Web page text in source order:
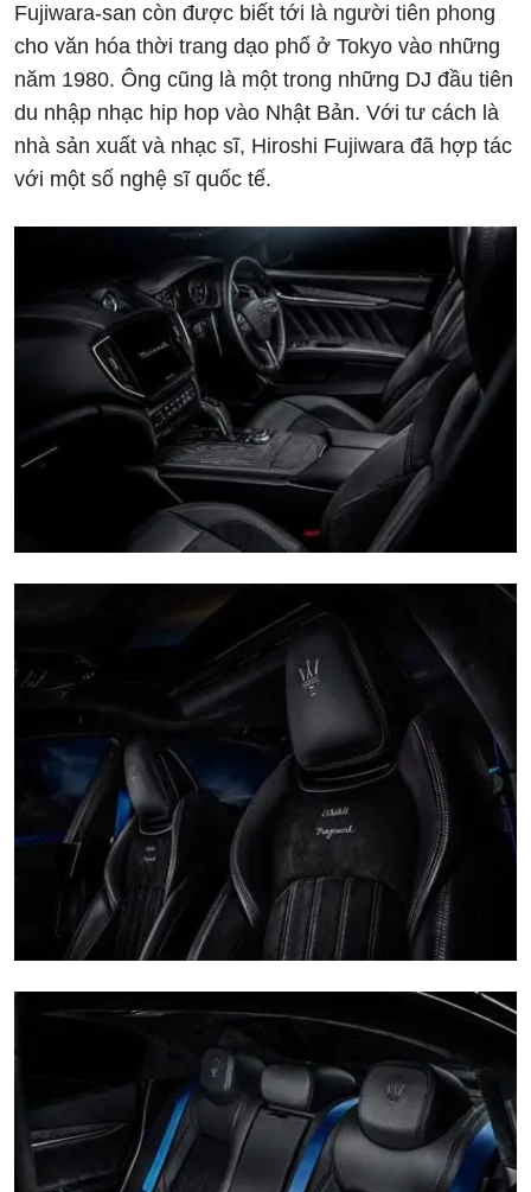
Fujiwara-san còn được biết tới là người tiên phong
cho văn hóa thời trang dạo phố ở Tokyo vào những
năm 1980. Ông cũng là một trong những DJ đầu tiên
du nhập nhạc hip hop vào Nhật Bản. Với tư cách là
nhà sản xuất và nhạc sĩ, Hiroshi Fujiwara đã hợp tác
với một số nghệ sĩ quốc tế.